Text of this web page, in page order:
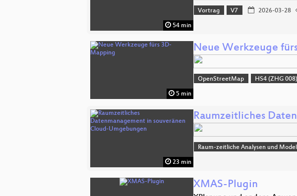
54 min
Vortrag V7 2026-03-28
5 min
Neue Werkzeuge
OpenStreetMap HS4 (ZHG 008)
23 min
Raumzeitliches
Raum-zeitliche Analysen und
XMAS-Plugin